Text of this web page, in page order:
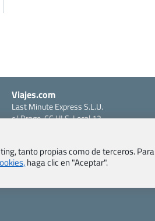
Viajes.com
Last Minute Express S.L.U.
c/ Drago, CC HLS, Local 13
CIF: B76740091
Tfno: +34 922-97-17-27
tanto propias como de terceros. Para
haga clic en "Aceptar".